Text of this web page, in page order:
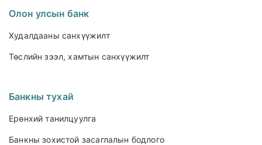
Олон улсын банк
Худалдааны санхүүжилт
Төслийн зээл, хамтын санхүүжилт
Банкны тухай
Ерөнхий танилцуулга
Банкны зохистой засаглалын бодлого